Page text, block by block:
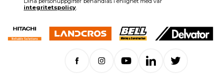
integritetspolicy.